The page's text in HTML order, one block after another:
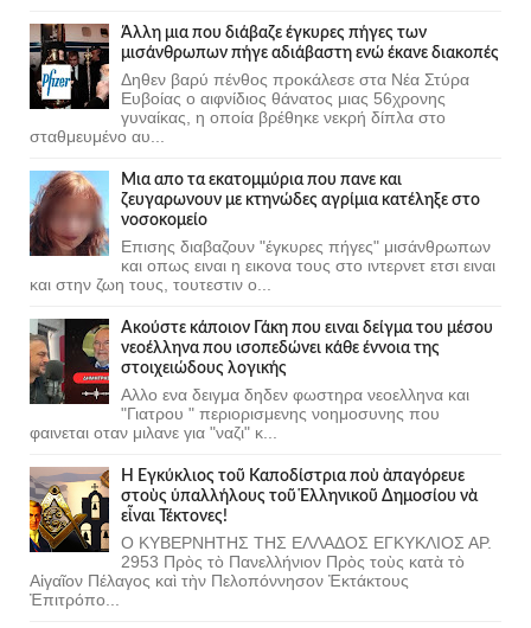
Άλλη μια που διάβαζε έγκυρες πήγες των
μισάνθρωπων πήγε αδιάβαστη ενώ έκανε διακοπές
Δηθεν βαρύ πένθος προκάλεσε στα Νέα Στύρα
Ευβοίας ο αιφνίδιος θάνατος μιας 56χρονης
γυναίκας, η οποία βρέθηκε νεκρή δίπλα στο
σταθμευμένο αυ...
Μια απο τα εκατομμύρια που πανε και
ζευγαρωνουν με κτηνώδες αγρίμια κατέληξε στο
νοσοκομείο
Επισης διαβαζουν "έγκυρες πήγες" μισάνθρωπων
και οπως ειναι η εικονα τους στο ιντερνετ ετσι ειναι
και στην ζωη τους, τουτεστιν ο...
Ακούστε κάποιον Γάκη που ειναι δείγμα του μέσου
νεοέλληνα που ισοπεδώνει κάθε έννοια της
στοιχειώδους λογικής
Αλλο ενα δειγμα δηδεν φωστηρα νεοελληνα και
"Γιατρου " περιορισμενης νοημοσυνης που
φαινεται οταν μιλανε για "ναζι" κ...
Ἡ Ἐγκύκλιος τοῦ Καποδίστρια ποὺ ἀπαγόρευε
στοὺς ὑπαλλήλους τοῦ Ἑλληνικοῦ Δημοσίου νὰ
εἶναι Τέκτονες!
Ο ΚΥΒΕΡΝΗΤΗΣ ΤΗΣ ΕΛΛΑΔΟΣ ΕΓΚΥΚΛΙΟΣ ΑΡ.
2953 Πρὸς τὸ Πανελλήνιον Πρὸς τοὺς κατὰ τὸ
Αἰγαῖον Πέλαγος καὶ τὴν Πελοπόννησον Ἐκτάκτους
Ἐπιτρόπο...